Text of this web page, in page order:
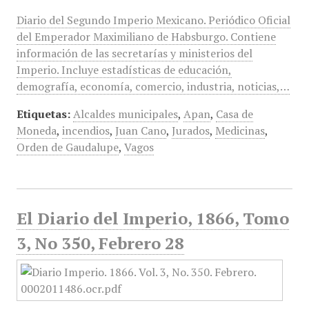
Diario del Segundo Imperio Mexicano. Periódico Oficial
del Emperador Maximiliano de Habsburgo. Contiene
información de las secretarías y ministerios del
Imperio. Incluye estadísticas de educación,
demografía, economía, comercio, industria, noticias,…
Etiquetas: Alcaldes municipales, Apan, Casa de
Moneda, incendios, Juan Cano, Jurados, Medicinas,
Orden de Gaudalupe, Vagos
El Diario del Imperio, 1866, Tomo
3, No 350, Febrero 28